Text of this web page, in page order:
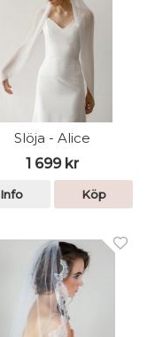
Slöja - Alice
1 699 kr
Info Köp